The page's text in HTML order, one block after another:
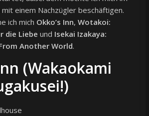
einem Nachzügler beschäftigen.
ich mich Okko’s Inn, Wotakoi:
die Liebe und Isekai Izakaya:
Another World.
(Wakaokami